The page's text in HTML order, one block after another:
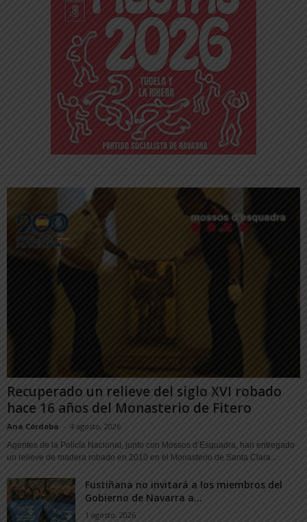
Recuperado un relieve del siglo XVI robado
hace 16 años del Monasterio de Fitero
Ana Córdoba - 4 agosto, 2026
Agentes de la Policía Nacional, junto con Mossos d’Esquadra, han entregado
un relieve de madera robado en 2010 en el Monasterio de Santa Clara...
Fustiñana no invitará a los miembros del
Gobierno de Navarra a...
1 agosto, 2026